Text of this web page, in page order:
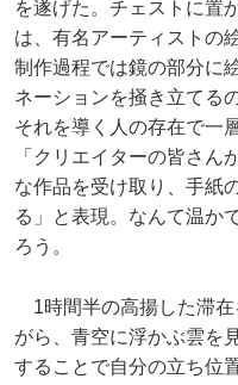
を遂げた。チェストに置
は、有名アーティストの
制作過程では鏡の部分に
ネーションを掻き立てる
それを導く人の存在で一
「クリエイターの皆さん
な作品を受け取り、手紙
る」と表現。なんて温か
ろう。
1時間半の高揚した滞在
がら、青空に浮かぶ雲を
することで自分の立ち位